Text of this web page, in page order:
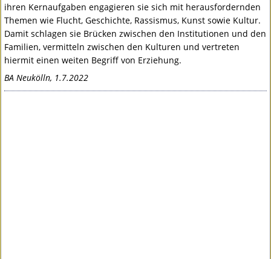
ihren Kernaufgaben engagieren sie sich mit herausfordernden
Themen wie Flucht, Geschichte, Rassismus, Kunst sowie Kultur.
Damit schlagen sie Brücken zwischen den Institutionen und den
Familien, vermitteln zwischen den Kulturen und vertreten
hiermit einen weiten Begriff von Erziehung.
BA Neukölln, 1.7.2022